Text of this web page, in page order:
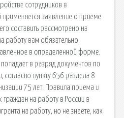
сотрудников в
заявление о приеме
составить рассмотрено на
работу вам обязательно
в определенной форме.
в разряд документов по
пункту 656 раздела 8
75 лет. Правила приема и
на работу в России в
на работу, но не знаете, как